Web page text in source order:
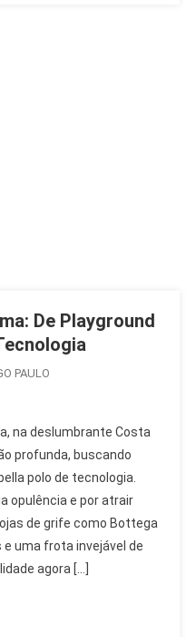
De Playground
PAULO
na deslumbrante Costa
profunda, buscando
polo de tecnologia.
opulência e por atrair
de grife como Bottega
uma frota invejável de
agora […]